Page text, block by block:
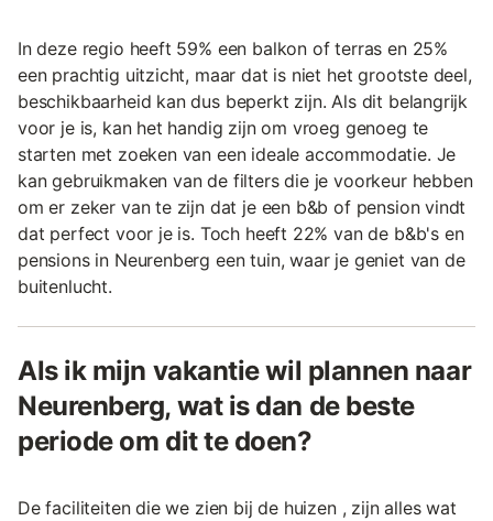
In deze regio heeft 59% een balkon of terras en 25%
een prachtig uitzicht, maar dat is niet het grootste deel,
beschikbaarheid kan dus beperkt zijn. Als dit belangrijk
voor je is, kan het handig zijn om vroeg genoeg te
starten met zoeken van een ideale accommodatie. Je
kan gebruikmaken van de filters die je voorkeur hebben
om er zeker van te zijn dat je een b&b of pension vindt
dat perfect voor je is. Toch heeft 22% van de b&b's en
pensions in Neurenberg een tuin, waar je geniet van de
buitenlucht.
Als ik mijn vakantie wil plannen naar
Neurenberg, wat is dan de beste
periode om dit te doen?
De faciliteiten die we zien bij de huizen , zijn alles wat